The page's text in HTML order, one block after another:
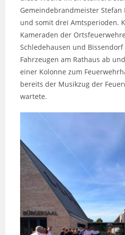
Gemeindebrandmeister Stefan
und somit drei Amtsperioden.
Kameraden der
Schledehausen und
Fahrzeugen am Rathaus ab
einer Kolonne zum
bereits der Musikzug der
wartete.